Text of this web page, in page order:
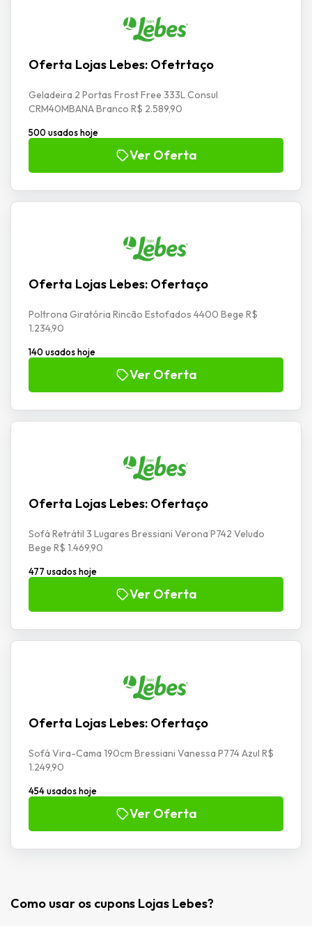
Oferta Lojas Lebes: Ofetrtaço
Geladeira 2 Portas Frost Free 333L Consul
CRM40MBANA Branco R$ 2.589,90
500 usados hoje
Ver Oferta
Oferta Lojas Lebes: Ofertaço
Poltrona Giratória Rincão Estofados 4400 Bege R$
1.234,90
140 usados hoje
Ver Oferta
Oferta Lojas Lebes: Ofertaço
Sofá Retrátil 3 Lugares Bressiani Verona P742 Veludo
Bege R$ 1.469,90
477 usados hoje
Ver Oferta
Oferta Lojas Lebes: Ofertaço
Sofá Vira-Cama 190cm Bressiani Vanessa P774 Azul R$
1.249,90
454 usados hoje
Ver Oferta
Como usar os cupons Lojas Lebes?